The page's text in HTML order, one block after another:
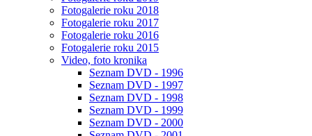
Fotogalerie roku 2018
Fotogalerie roku 2017
Fotogalerie roku 2016
Fotogalerie roku 2015
Video, foto kronika
Seznam DVD - 1996
Seznam DVD - 1997
Seznam DVD - 1998
Seznam DVD - 1999
Seznam DVD - 2000